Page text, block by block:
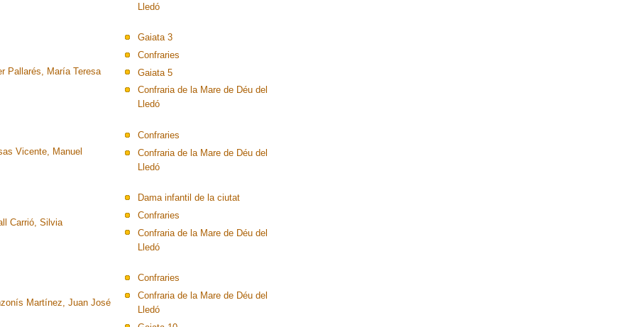
Lledó
Pallarés, María Teresa
Gaiata 3
Confraries
Gaiata 5
Confraria de la Mare de Déu del
Lledó
Vicente, Manuel
Confraries
Confraria de la Mare de Déu del
Lledó
Carrió, Silvia
Dama infantil de la ciutat
Confraries
Confraria de la Mare de Déu del
Lledó
Martínez, Juan José
Confraries
Confraria de la Mare de Déu del
Lledó